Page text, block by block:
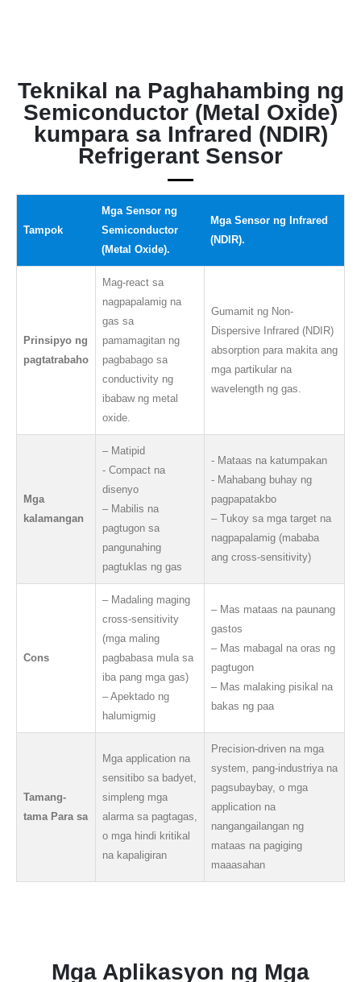
Teknikal na Paghahambing ng
Semiconductor (Metal Oxide)
kumpara sa Infrared (NDIR)
Refrigerant Sensor
Tampok
Mga Sensor ng
Semiconductor
(Metal Oxide).
Mga Sensor ng Infrared
(NDIR).
Prinsipyo ng
pagtatrabaho
Mag-react sa
nagpapalamig na
gas sa
pamamagitan ng
pagbabago sa
conductivity ng
ibabaw ng metal
oxide.
Gumamit ng Non-
Dispersive Infrared (NDIR)
absorption para makita ang
mga partikular na
wavelength ng gas.
Mga
kalamangan
– Matipid
- Compact na
disenyo
– Mabilis na
pagtugon sa
pangunahing
pagtuklas ng gas
- Mataas na katumpakan
- Mahabang buhay ng
pagpapatakbo
– Tukoy sa mga target na
nagpapalamig (mababa
ang cross-sensitivity)
Cons
– Madaling maging
cross-sensitivity
(mga maling
pagbabasa mula sa
iba pang mga gas)
– Apektado ng
halumigmig
– Mas mataas na paunang
gastos
– Mas mabagal na oras ng
pagtugon
– Mas malaking pisikal na
bakas ng paa
Tamang-
tama Para sa
Mga application na
sensitibo sa badyet,
simpleng mga
alarma sa pagtagas,
o mga hindi kritikal
na kapaligiran
Precision-driven na mga
system, pang-industriya na
pagsubaybay, o mga
application na
nangangailangan ng
mataas na pagiging
maaasahan
Mga Aplikasyon ng Mga